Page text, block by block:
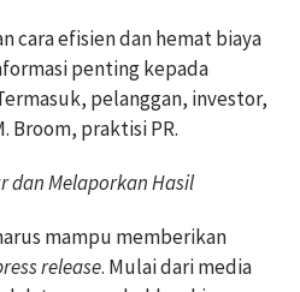
cara efisien dan hemat biaya
penting kepada
pelanggan, investor,
Broom, praktisi PR.
dan Melaporkan Hasil
mampu memberikan
release. Mulai dari media